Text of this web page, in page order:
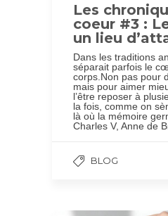
Les
coeur #3 :
un lieu
Dans les traditions
séparait parfois le
corps.Non pas pour
mais pour aimer
l’être reposer à
la fois, comme on
là où la mémoire
Charles V, Anne de
BLOG